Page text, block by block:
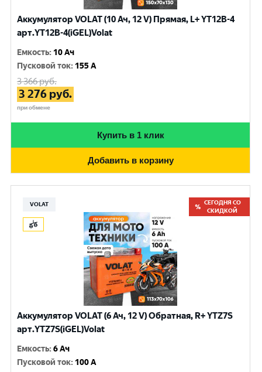
Аккумулятор VOLAT (10 Ач, 12 V) Прямая, L+ YT12B-4
арт.YT12B-4(iGEL)Volat
Емкость: 10 Ач
Пусковой ток: 155 A
3 366руб.
3 276 руб.
при обмене
Купить в 1 клик
Добавить в корзину
VOLAT
СЕГОДНЯ СО
СКИДКОЙ
Аккумулятор VOLAT (6 Ач, 12 V) Обратная, R+ YTZ7S
арт.YTZ7S(iGEL)Volat
Емкость:6 Ач
Пусковой ток: 100 A